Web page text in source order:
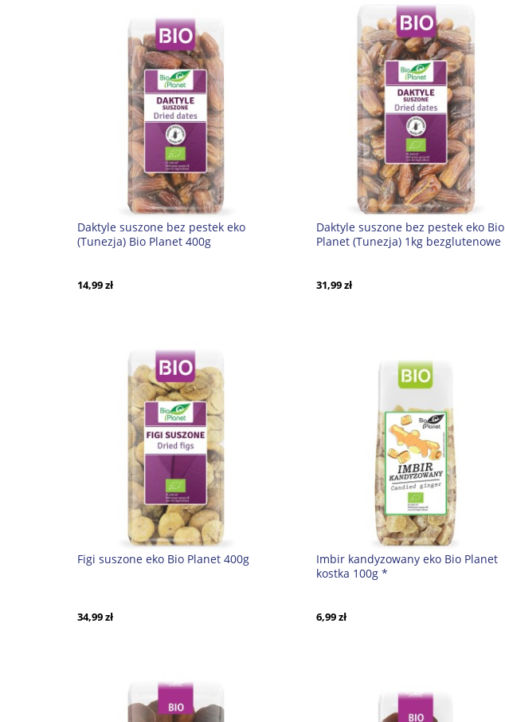
Daktyle suszone bez pestek eko
(Tunezja) Bio Planet 400g
14,99 zł
Daktyle suszone bez pestek eko Bio
Planet (Tunezja) 1kg bezglutenowe
31,99 zł
Figi suszone eko Bio Planet 400g
34,99 zł
Imbir kandyzowany eko Bio Planet
kostka 100g *
6,99 zł